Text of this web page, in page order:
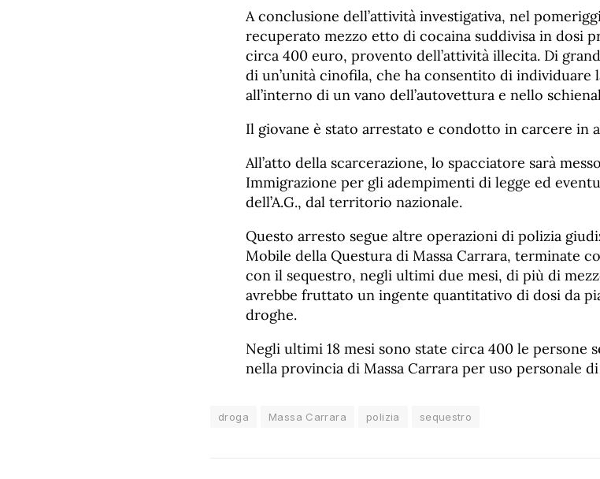
A conclusione dell’attività investigativa, nel
recuperato mezzo etto di cocaina suddivisa in dosi
circa 400 euro, provento dell’attività illecita. Di
di un’unità cinofila, che ha consentito di individuare
all’interno di un vano dell’autovettura e nello
Il giovane è stato arrestato e condotto in carcere in
All’atto della scarcerazione, lo spacciatore sarà
Immigrazione per gli adempimenti di legge ed
dell’A.G., dal territorio nazionale.
Questo arresto segue altre operazioni di polizia
Mobile della Questura di Massa Carrara, terminate
con il sequestro, negli ultimi due mesi, di più di
avrebbe fruttato un ingente quantitativo di dosi da
droghe.
Negli ultimi 18 mesi sono state circa 400 le persone
nella provincia di Massa Carrara per uso personale
droga Massa Carrara polizia sequestro